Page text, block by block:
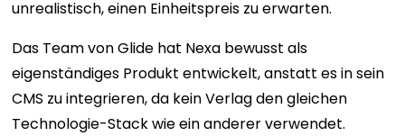
unrealistisch, einen Einheitspreis zu erwarten.
Das Team von Glide hat Nexa bewusst als
eigenständiges Produkt entwickelt, anstatt es in sein
CMS zu integrieren, da kein Verlag den gleichen
Technologie-Stack wie ein anderer verwendet.